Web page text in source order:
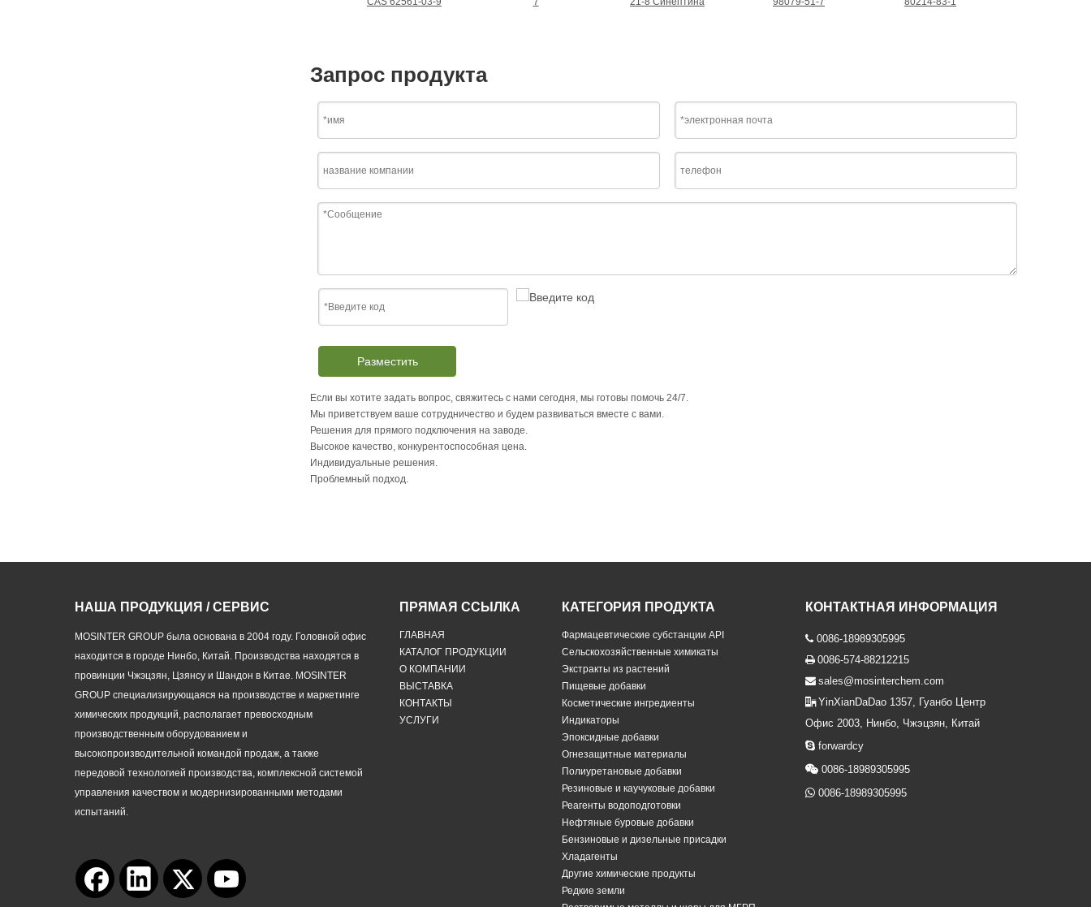
Запрос продукта
Разместить
Если вы хотите задать вопрос, свяжитесь с нами сегодня, мы готовы помочь 24/7.
Мы приветствуем ваше сотрудничество и будем развиваться вместе с вами.
Решения для прямого подключения на заводе.
Высокое качество, конкурентоспособная цена.
Индивидуальные решения.
Проблемный подход.
НАША ПРОДУКЦИЯ / СЕРВИС
MOSINTER GROUP была основана в 2004 году. Головной офис
находится в городе Нинбо, Китай. Производства находятся в
провинции Чжэцзян, Цзянсу и Шандон в Китае. MOSINTER
GROUP специализирующаяся на производстве и маркетинге
химических продукций, располагает превосходным
производственным оборудованием и
высокопроизводительной командой продаж, а также
передовой технологией производства, комплексной системой
управления качеством и модернизированными методами
испытаний.
ПРЯМАЯ ССЫЛКА
ГЛАВНАЯ
КАТАЛОГ ПРОДУКЦИИ
О КОМПАНИИ
ВЫСТАВКА
КОНТАКТЫ
УСЛУГИ
КАТЕГОРИЯ ПРОДУКТА
Фармацевтические субстанции API
Сельскохозяйственные химикаты
Экстракты из растений
Пищевые добавки
Косметические ингредиенты
Индикаторы
Эпоксидные добавки
Огнезащитные материалы
Полиуретановые добавки
Резиновые и каучуковые добавки
Реагенты водоподготовки
Нефтяные буровые добавки
Бензиновые и дизельные присадки
Хладагенты
Другие химические продукты
Редкие земли
КОНТАКТНАЯ ИНФОРМАЦИЯ
 0086-18989305995
 0086-574-88212215
 sales@mosinterchem.com
YinXianDaDao 1357, Гуанбо Центр
Офис 2003, Нинбо, Чжэцзян, Китай
 forwardcy
 0086-18989305995
 0086-18989305995